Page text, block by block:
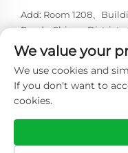
Add: Room 1208、
Road、Shinan District
電話番号： +86-
Eメール:[email
Copyright © 2026 青島ハ
We value your
We use cookies and
If you don't want to
cookies.